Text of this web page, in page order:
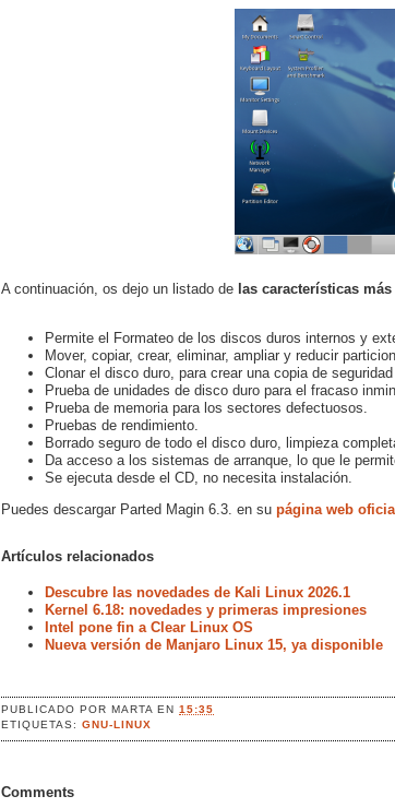
A continuación, os dejo un listado de las características
Permite el Formateo de los discos duros internos y
Mover, copiar, crear, eliminar, ampliar y reducir
Clonar el disco duro, para crear una copia de seguridad
Prueba de unidades de disco duro para el fracaso
Prueba de memoria para los sectores defectuosos.
Pruebas de rendimiento.
Borrado seguro de todo el disco duro, limpieza
Da acceso a los sistemas de arranque, lo que le
Se ejecuta desde el CD, no necesita instalación.
Puedes descargar Parted Magin 6.3. en su página web
Artículos relacionados
Descubre las novedades de Kali Linux 2026.1
Kernel 6.18: novedades y primeras impresiones
Intel pone fin a Clear Linux OS
Nueva versión de Manjaro Linux 15, ya disponible
PUBLICADO PORMARTAEN15:35
ETIQUETAS:GNU-LINUX
Comments